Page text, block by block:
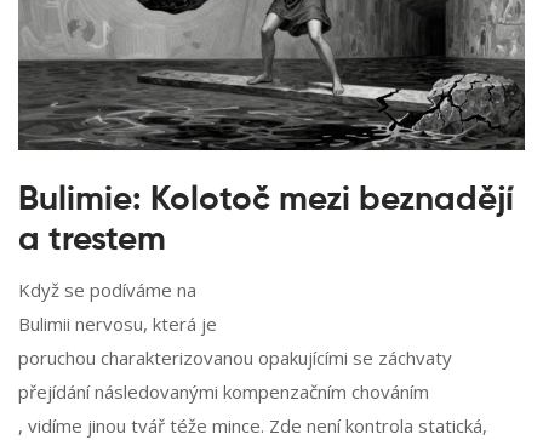
Bulimie: Kolotoč mezi beznadějí
a trestem
Když se podíváme na
Bulimii nervosu, která je
poruchou charakterizovanou opakujícími se záchvaty
přejídání následovanými kompenzačním chováním
, vidíme jinou tvář téže mince. Zde není kontrola statická,